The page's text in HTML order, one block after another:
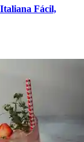
Fácil,